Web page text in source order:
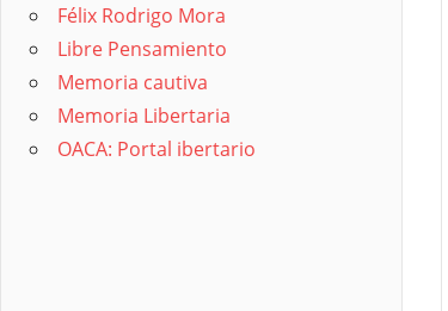
Félix Rodrigo Mora
Libre Pensamiento
Memoria cautiva
Memoria Libertaria
OACA: Portal ibertario